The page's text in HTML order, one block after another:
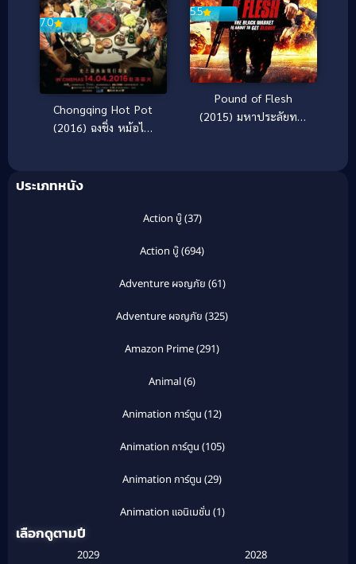
7.0
Chongqing Hot Pot
(2016) ฉงชิ่ง หม้อไฟ
5.5
Pound of Flesh
(2015) มหาประลัยทวง
ประเภทหนัง
Action บู๊(37)
Action บู๊(694)
Adventure ผจญภัย (61)
Adventure ผจญภัย (325)
Amazon Prime(291)
Animal(6)
Animation การ์ตูน (12)
Animation การ์ตูน (105)
Animation การ์ตูน (29)
Animation แอนิเมชั่น (1)
เลือกดูตามปี
2029
2028